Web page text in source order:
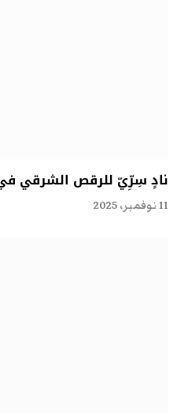
نادٍ سِرِّيّ للرقص الشرقي
11 نوفمبر، 2025